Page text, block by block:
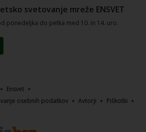
svetovanje mreže ENSVET
ponedeljka do petka med 10. in 14. uro.
Ensvet
osebnih podatkov
Avtorji
Piškotki